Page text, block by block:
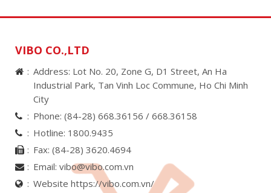
VIBO CO.,LTD
Address: Lot No. 20, Zone G, D1 Street, An Ha
Industrial Park, Tan Vinh Loc Commune, Ho Chi Minh
City
Phone: (84-28) 668.36156 / 668.36158
Hotline: 1800.9435
Fax: (84-28) 3620.4694
Email: vibo@vibo.com.vn
Website https://vibo.com.vn/